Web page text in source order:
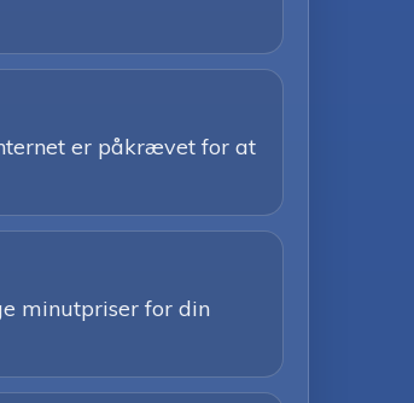
er påkrævet for at
minutpriser for din